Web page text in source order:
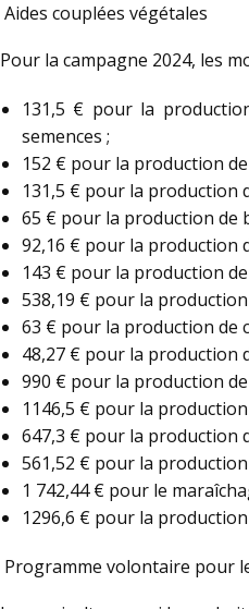
Aides couplées végétales
Pour la campagne 2024, les
131,5 € pour la
semences ;
152 € pour la production
131,5 € pour la production
65 € pour la production de
92,16 € pour la production
143 € pour la production
538,19 € pour la
63 € pour la production de
48,27 € pour la production
990 € pour la production
1146,5 € pour la
647,3 € pour la production
561,52 € pour la
1 742,44 € pour le
1296,6 € pour la
Programme volontaire pour